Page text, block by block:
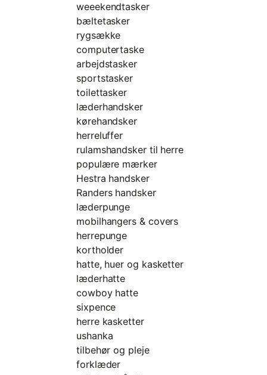
weeekendtasker
bæltetasker
rygsække
computertaske
arbejdstasker
sportstasker
toilettasker
læderhandsker
kørehandsker
herreluffer
rulamshandsker til herre
populære mærker
Hestra handsker
Randers handsker
læderpunge
mobilhangers & covers
herrepunge
kortholder
hatte, huer og kasketter
læderhatte
cowboy hatte
sixpence
herre kasketter
ushanka
tilbehør og pleje
forklæder